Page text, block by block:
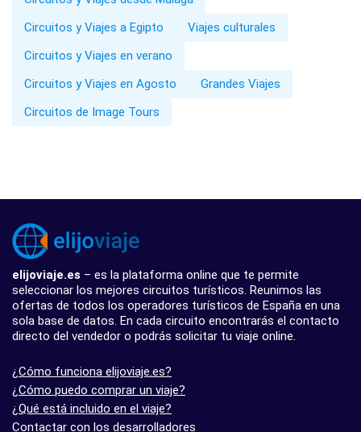
Circuitos y Viajes a Egipto
Viajes culturales
Circuitos y Viajes en verano
Circuitos y Viajes en Agosto
Grandes Viajes
Circuitos de Image Tours
elijoviaje.es – es la plataforma online que te permite
seleccionar los mejores circuitos turísticos. Reunimos las
ofertas de todos los operadores turísticos de España en una
sola base de datos. En cada circuito encontrarás el contacto
directo del vendedor o podrás solicitar tu viaje online.
¿Cómo funciona elijoviaje.es?
¿Cómo puedo comprar un viaje?
¿Qué está incluido en el viaje?
Contactar con los desarrolladores